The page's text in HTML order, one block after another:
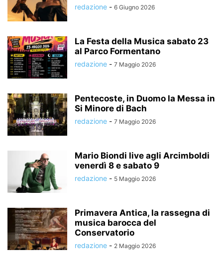
redazione - 6 Giugno 2026
La Festa della Musica sabato 23
al Parco Formentano
redazione - 7 Maggio 2026
Pentecoste, in Duomo la Messa in
Si Minore di Bach
redazione - 7 Maggio 2026
Mario Biondi live agli Arcimboldi
venerdì 8 e sabato 9
redazione - 5 Maggio 2026
Primavera Antica, la rassegna di
musica barocca del
Conservatorio
redazione - 2 Maggio 2026